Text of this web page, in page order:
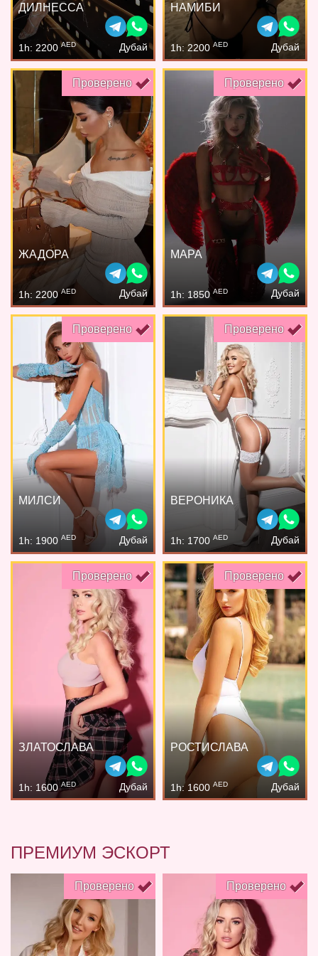
ДИЛНЕССА
1h: 2200AED Дубай
НАМИБИ
1h: 2200 AED Дубай
Проверено
ЖАДОРА
1h: 2200AED Дубай
Проверено
МАРА
1h: 1850 AED Дубай
Проверено
МИЛСИ
1h: 1900 AED Дубай
Проверено
ВЕРОНИКА
1h: 1700 AED Дубай
Проверено
ЗЛАТОСЛАВА
1h: 1600AED Дубай
Проверено
РОСТИСЛАВА
1h: 1600 AED Дубай
ПРЕМИУМ ЭСКОРТ
Проверено Проверено